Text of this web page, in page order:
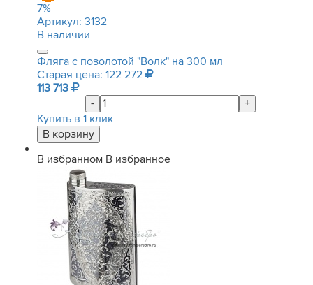
7%
Артикул: 3132
В наличии
Фляга с позолотой "Волк" на 300 мл
Старая цена: 122 272
113 713
-
+
Купить в 1 клик
В избранном В избранное